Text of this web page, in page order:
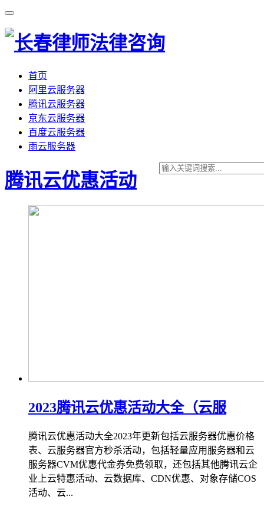
首页
阿里云服务器
腾讯云服务器
京东云服务器
百度云服务器
雨云服务器
腾讯云优惠活动
2023腾讯云优惠活动大全（云服
腾讯云优惠活动大全2023年更新包括云服务器优惠价格
表、云服务器官方秒杀活动，包括轻量应用服务器和云
服务器CVM优惠代金券免费领取，还包括其他腾讯云企
业上云特惠活动、云数据库、CDN优惠、对象存储COS
活动、云...